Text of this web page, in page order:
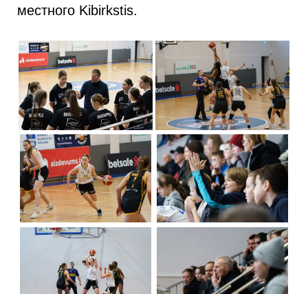
местного Kibirkstis.